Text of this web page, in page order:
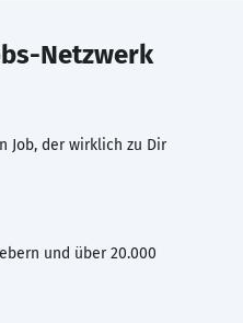
Netzwerk
Job, der wirklich zu Dir
und über 20.000